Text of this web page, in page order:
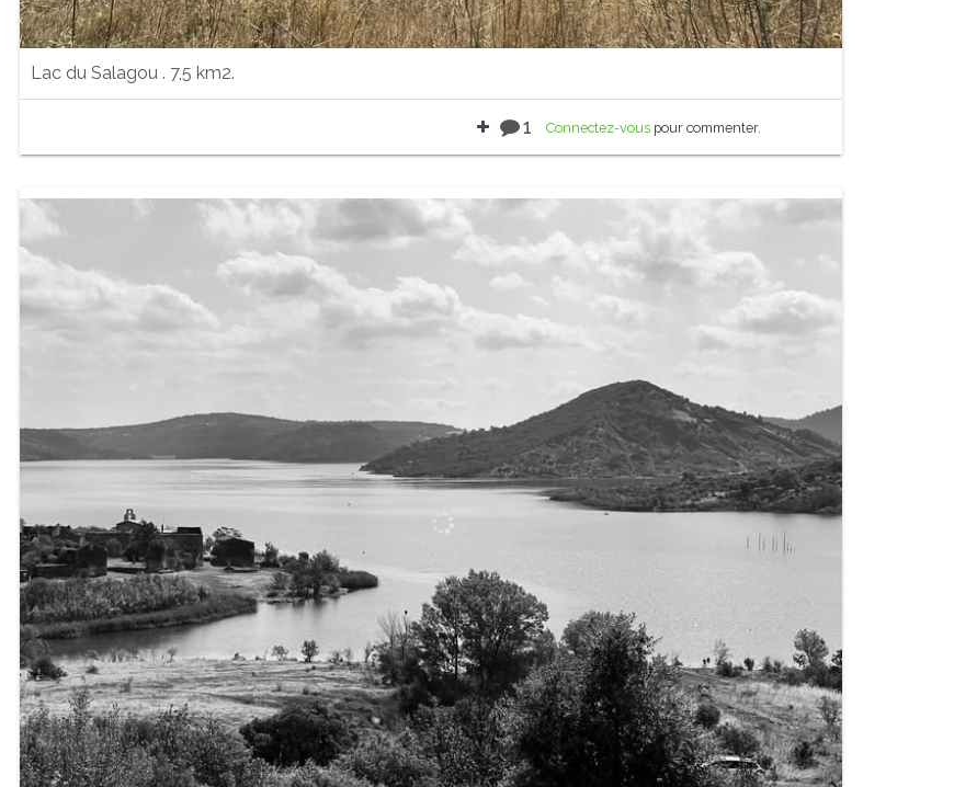
Lac du Salagou . 7,5 km2.
1 Connectez-vous pour commenter.